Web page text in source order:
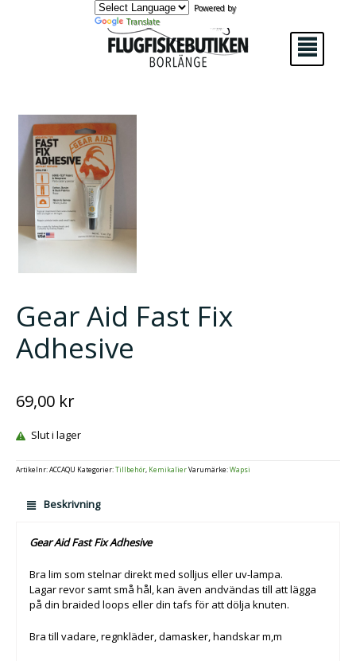
Powered by
Translate
²
Gear Aid Fast Fix
Adhesive
69,00 kr
Slut i lager
Artikelnr:ACCAQU Kategorier:Tillbehör, KemikalierVarumärke:Wapsi
Beskrivning
Gear Aid Fast Fix Adhesive
Bra lim som stelnar direkt med solljus eller uv-lampa.
Lagar revor samt små hål, kan även andvändas till att lägga
på din braided loops eller din tafs för att dölja knuten.
Bra till vadare, regnkläder, damasker, handskar m,m